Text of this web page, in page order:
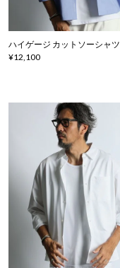
ハイゲージ カットソーシャツ
¥12,100